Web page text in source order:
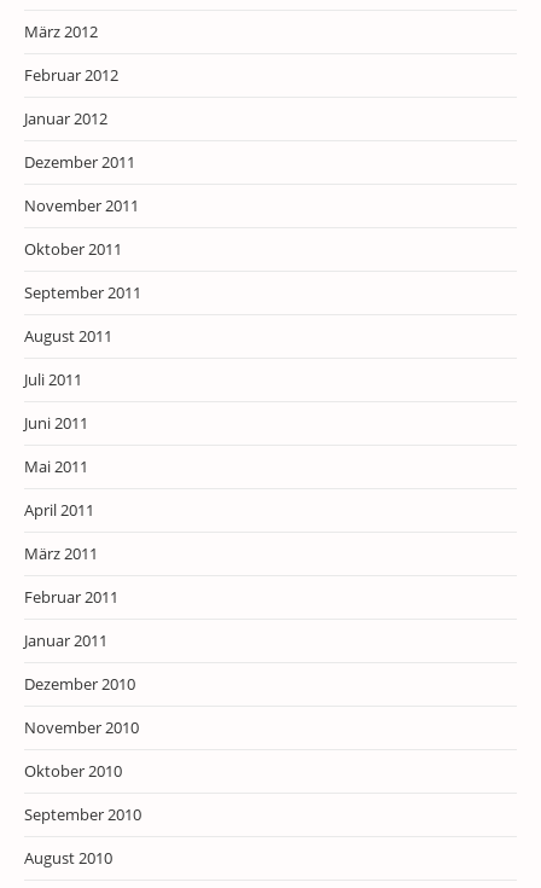
März 2012
Februar 2012
Januar 2012
Dezember 2011
November 2011
Oktober 2011
September 2011
August 2011
Juli 2011
Juni 2011
Mai 2011
April 2011
März 2011
Februar 2011
Januar 2011
Dezember 2010
November 2010
Oktober 2010
September 2010
August 2010